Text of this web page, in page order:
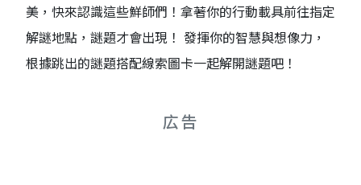
美，快來認識這些鮮師們！拿著你的行動載具前往指定
解謎地點，謎題才會出現！ 發揮你的智慧與想像力，
根據跳出的謎題搭配線索圖卡一起解開謎題吧！
広告